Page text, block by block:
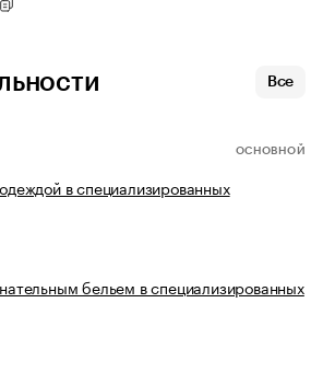
Все
ОСНОВНОЙ
в специализированных
бельем в специализированных